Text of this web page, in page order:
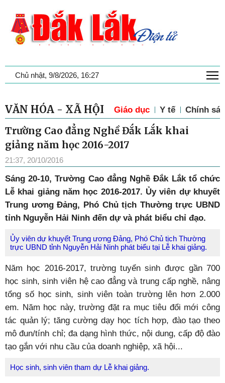
Chủ nhật, 9/8/2026, 16:27
VĂN HÓA - XÃ HỘI Giáo dục Y tế Chính
Trường Cao đẳng Nghề Đắk Lắk khai
giảng năm học 2016-2017
21:37, 20/10/2016
Sáng 20-10, Trường Cao đẳng Nghề Đắk Lắk tổ chức
Lễ khai giảng năm học 2016-2017. Ủy viên dự khuyết
Trung ương Đảng, Phó Chủ tịch Thường trực UBND
tỉnh Nguyễn Hải Ninh đến dự và phát biểu chỉ đạo.
Ủy viên dự khuyết Trung ương Đảng, Phó Chủ tịch Thường
trực UBND tỉnh Nguyễn Hải Ninh phát biểu tại Lễ khai giảng.
Năm học 2016-2017, trường tuyển sinh được gần 700
học sinh, sinh viên hệ cao đẳng và trung cấp nghề, nâng
tổng số học sinh, sinh viên toàn trường lên hơn 2.000
em. Năm học này, trường đặt ra mục tiêu đổi mới công
tác quản lý; tăng cường dạy học tích hợp, đào tạo theo
mô đun/tính chỉ; đa dạng hình thức, nội dung, cấp độ đào
tạo gắn với nhu cầu của doanh nghiệp, xã hội...
Học sinh, sinh viên tham dự Lễ khai giảng.